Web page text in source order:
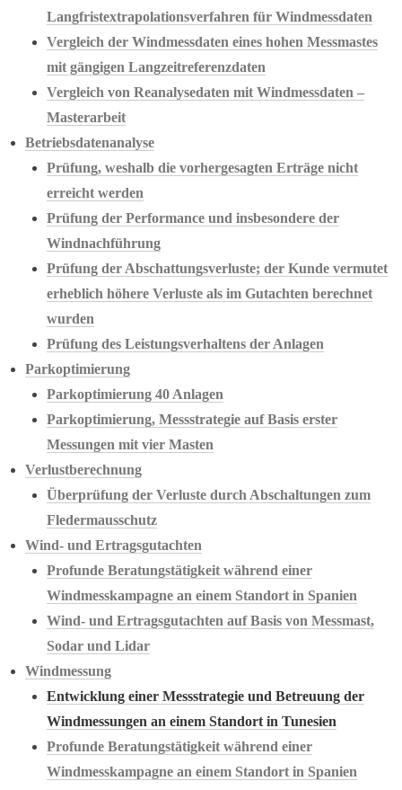
Langfristextrapolationsverfahren für Windmessdaten
Vergleich der Windmessdaten eines hohen Messmastes
mit gängigen Langzeitreferenzdaten
Vergleich von Reanalysedaten mit Windmessdaten –
Masterarbeit
Betriebsdatenanalyse
Prüfung, weshalb die vorhergesagten Erträge nicht
erreicht werden
Prüfung der Performance und insbesondere der
Windnachführung
Prüfung der Abschattungsverluste; der Kunde vermutet
erheblich höhere Verluste als im Gutachten berechnet
wurden
Prüfung des Leistungsverhaltens der Anlagen
Parkoptimierung
Parkoptimierung 40 Anlagen
Parkoptimierung, Messstrategie auf Basis erster
Messungen mit vier Masten
Verlustberechnung
Überprüfung der Verluste durch Abschaltungen zum
Fledermausschutz
Wind- und Ertragsgutachten
Profunde Beratungstätigkeit während einer
Windmesskampagne an einem Standort in Spanien
Wind- und Ertragsgutachten auf Basis von Messmast,
Sodar und Lidar
Windmessung
Entwicklung einer Messstrategie und Betreuung der
Windmessungen an einem Standort in Tunesien
Profunde Beratungstätigkeit während einer
Windmesskampagne an einem Standort in Spanien